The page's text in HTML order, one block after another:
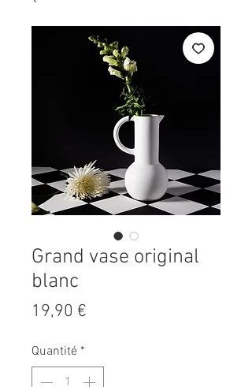
Grand vase original
blanc
19,90 €
Quantité *